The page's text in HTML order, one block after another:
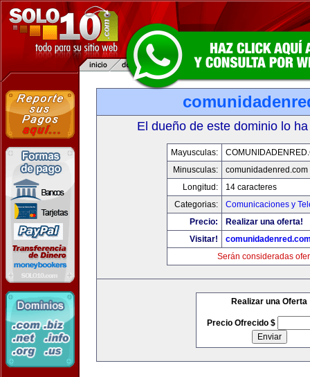
El dueño de este dominio lo
Mayusculas:
Minusculas:
comunidadenred.com
Longitud:
14 caracteres
Categorias:
Comunicaciones y
Precio:
Realizar una oferta!
Visitar!
Serán consideradas
Realizar una Oferta
Precio Ofrecido $